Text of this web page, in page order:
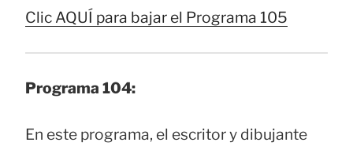
Clic AQUÍ para bajar el Programa 105
Programa 104:
En este programa, el escritor y dibujante